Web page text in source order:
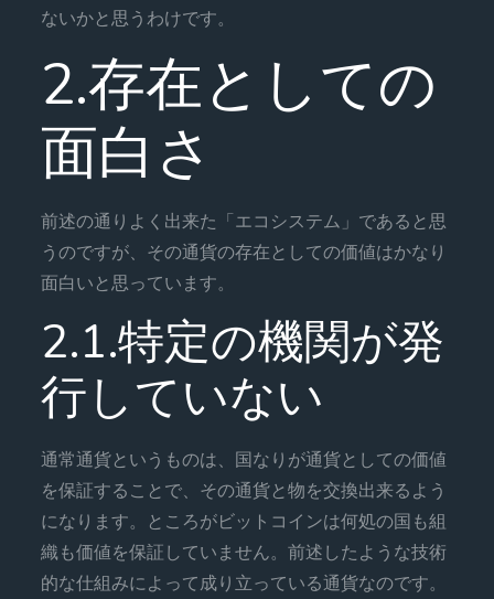
ないかと思うわけです。
2.存在としての
面白さ
前述の通りよく出来た「エコシステム」であると思
うのですが、その通貨の存在としての価値はかなり
面白いと思っています。
2.1.特定の機関が発
行していない
通常通貨というものは、国なりが通貨としての価値
を保証することで、その通貨と物を交換出来るよう
になります。ところがビットコインは何処の国も組
織も価値を保証していません。前述したような技術
的な仕組みによって成り立っている通貨なのです。